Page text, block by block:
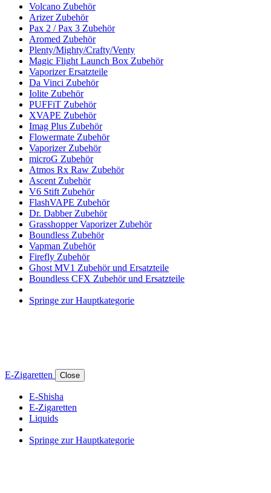
Volcano Zubehör
Arizer Zubehör
Pax 2 / Pax 3 Zubehör
Aromed Zubehör
Plenty/Mighty/Crafty/Venty
Magic Flight Launch Box Zubehör
Vaporizer Ersatzteile
Da Vinci Zubehör
Iolite Zubehör
PUFFiT Zubehör
XVAPE Zubehör
Imag Plus Zubehör
Flowermate Zubehör
Vaporizer Zubehör
microG Zubehör
Atmos Rx Raw Zubehör
Ascent Zubehör
V6 Stift Zubehör
FlashVAPE Zubehör
Dr. Dabber Zubehör
Grasshopper Vaporizer Zubehör
Boundless Zubehör
Vapman Zubehör
Firefly Zubehör
Ghost MV1 Zubehör und Ersatzteile
Boundless CFX Zubehör und Ersatzteile
Springe zur Hauptkategorie
E-Zigaretten Close
E-Shisha
E-Zigaretten
Liquids
Springe zur Hauptkategorie